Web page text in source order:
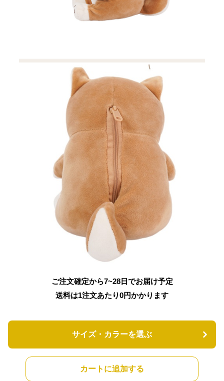
ご注文確定から7~28日でお届け予定
送料は1注文あたり0円かかります
サイズ・カラーを選ぶ
カートに追加する